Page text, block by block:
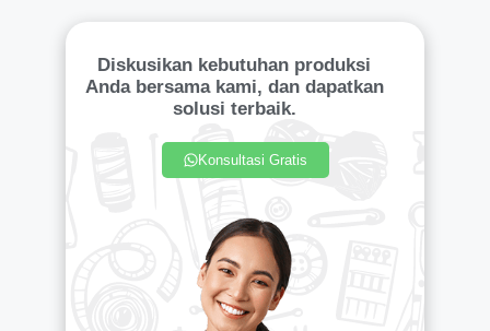
Diskusikan kebutuhan produksi
Anda bersama kami, dan dapatkan
solusi terbaik.
Konsultasi Gratis